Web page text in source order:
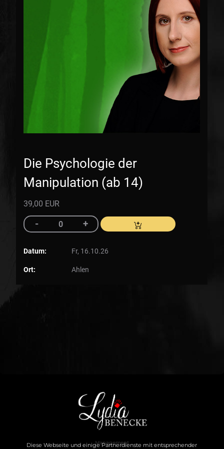
Management
Diese Webseite und einige Partnerdienste mit entsprechender